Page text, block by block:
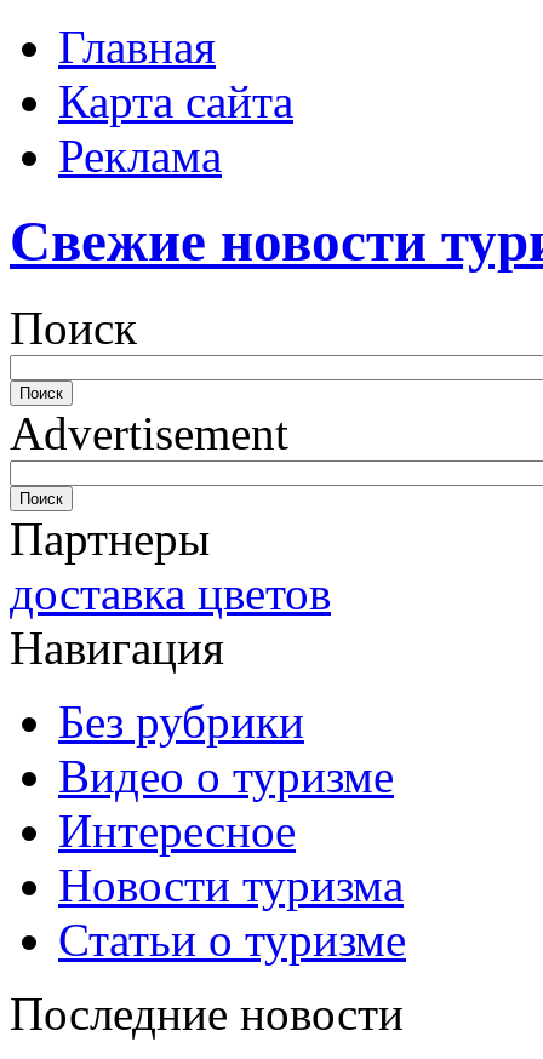
Главная
Карта сайта
Реклама
Свежие новости
Поиск
Advertisement
Партнеры
доставка цветов
Навигация
Без рубрики
Видео о туризме
Интересное
Новости туризма
Статьи о туризме
Последние новости